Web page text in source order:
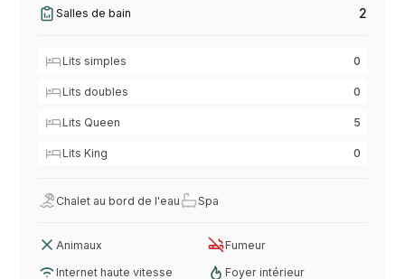
Salles de bain 2
Lits simples 0
Lits doubles 0
Lits Queen 5
Lits King 0
Chalet au bord de l'eau Spa
Animaux Fumeur
Internet haute vitesse Foyer intérieur